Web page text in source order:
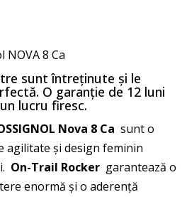
NOVA 8 Ca
sunt întreținute și le
O garanție de 12 luni
lucru firesc.
Nova 8 Ca sunt o
agilitate și design feminin
On-Trail Rocker garantează o
enormă și o aderență